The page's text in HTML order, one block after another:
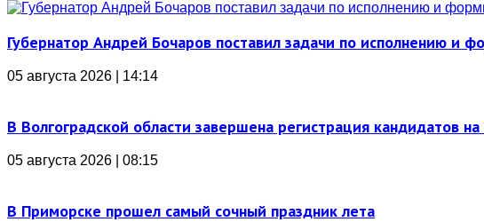
Губернатор Андрей Бочаров поставил задачи по исполнению и
05 августа 2026 | 14:14
В Волгоградской области завершена регистрация кандидатов
05 августа 2026 | 08:15
В Приморске прошел самый сочный праздник лета